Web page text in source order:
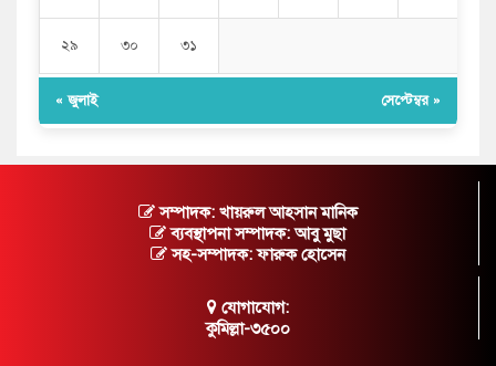
২৯ ৩০ ৩১
« জুলাই সেপ্টেম্বর »
সম্পাদক: খায়রুল আহসান মানিক
ব্যবস্থাপনা সম্পাদক: আবু মুছা
সহ-সম্পাদক: ফারুক হোসেন
যোগাযোগ:
কুমিল্লা-৩৫০০